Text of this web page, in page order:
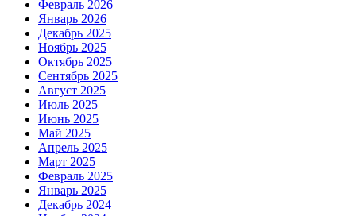
Февраль 2026
Январь 2026
Декабрь 2025
Ноябрь 2025
Октябрь 2025
Сентябрь 2025
Август 2025
Июль 2025
Июнь 2025
Май 2025
Апрель 2025
Март 2025
Февраль 2025
Январь 2025
Декабрь 2024